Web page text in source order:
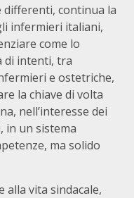
differenti, continua la
infermieri italiani,
come lo
di intenti, tra
e ostetriche,
la chiave di volta
nell’interesse dei
in un sistema
ma solido
alla vita sindacale,